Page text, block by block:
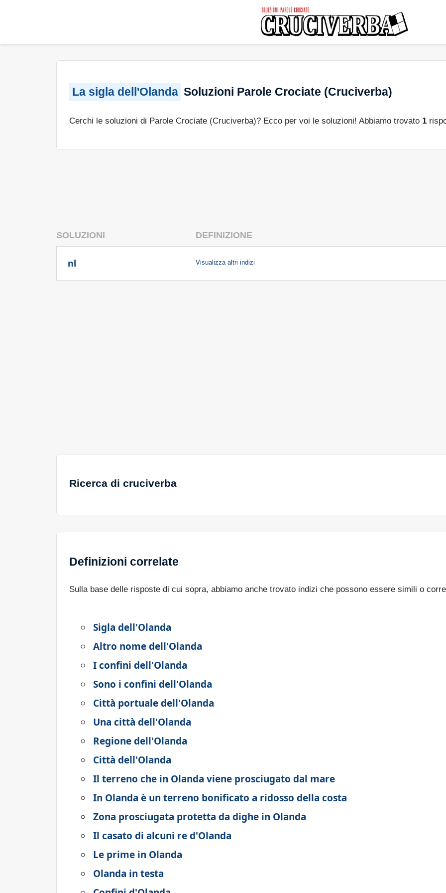
La sigla dell'Olanda Soluzioni Parole Crociate (Cruciverba)
Cerchi le soluzioni di Parole Crociate (Cruciverba)? Ecco per voi le soluzioni! Abbiamo trovato 1
SOLUZIONI DEFINIZIONE
nl Visualizza altri indizi
Ricerca di cruciverba
Definizioni correlate
Sulla base delle risposte di cui sopra, abbiamo anche trovato indizi che possono essere simili o
Sigla dell'Olanda
Altro nome dell'Olanda
I confini dell'Olanda
Sono i confini dell'Olanda
Città portuale dell'Olanda
Una città dell'Olanda
Regione dell'Olanda
Città dell'Olanda
Il terreno che in Olanda viene prosciugato dal mare
In Olanda è un terreno bonificato a ridosso della costa
Zona prosciugata protetta da dighe in Olanda
Il casato di alcuni re d'Olanda
Le prime in Olanda
Olanda in testa